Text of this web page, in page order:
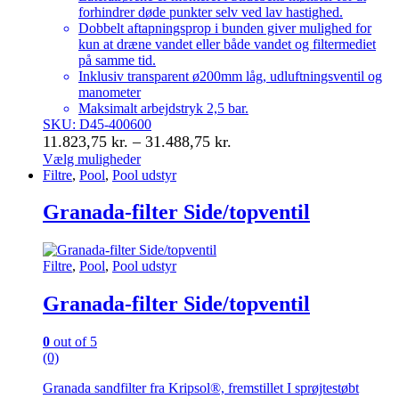
forhindrer døde punkter selv ved lav hastighed.
Dobbelt aftapningsprop i bunden giver mulighed for
kun at dræne vandet eller både vandet og filtermediet
på samme tid.
Inklusiv transparent ø200mm låg, udluftningsventil og
manometer
Maksimalt arbejdstryk 2,5 bar.
SKU: D45-400600
11.823,75 kr. – 31.488,75 kr.
Vælg muligheder
Dette
har
flere
Mulighederne
kan
på
varesiden
Filtre, Pool, Pool udstyr
Granada-filter Side/topventil
Filtre, Pool, Pool udstyr
Granada-filter Side/topventil
0 out of 5
(0)
Granada sandfilter fra Kripsol®, fremstillet I sprøjtestøbt